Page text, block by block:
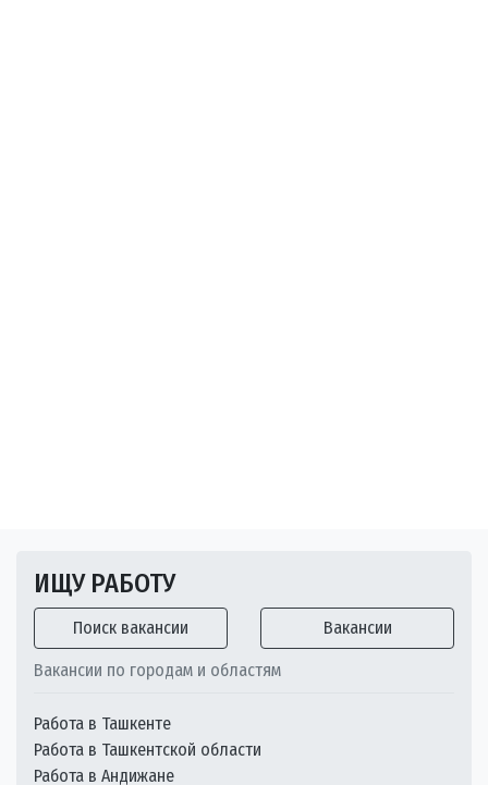
ИЩУ РАБОТУ
Поиск вакансии Вакансии
Вакансии по городам и областям
Работа в Ташкенте
Работа в Ташкентской области
Работа в Андижане